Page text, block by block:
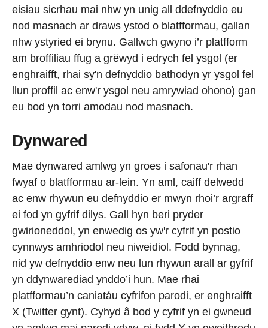
eisiau sicrhau mai nhw yn unig all ddefnyddio eu
nod masnach ar draws ystod o blatfformau, gallan
nhw ystyried ei brynu. Gallwch gwyno i’r platfform
am broffiliau ffug a grëwyd i edrych fel ysgol (er
enghraifft, rhai sy'n defnyddio bathodyn yr ysgol fel
llun proffil ac enw'r ysgol neu amrywiad ohono) gan
eu bod yn torri amodau nod masnach.
Dynwared
Mae dynwared amlwg yn groes i safonau'r rhan
fwyaf o blatfformau ar-lein. Yn aml, caiff delwedd
ac enw rhywun eu defnyddio er mwyn rhoi’r argraff
ei fod yn gyfrif dilys. Gall hyn beri pryder
gwirioneddol, yn enwedig os yw'r cyfrif yn postio
cynnwys amhriodol neu niweidiol. Fodd bynnag,
nid yw defnyddio enw neu lun rhywun arall ar gyfrif
yn ddynwarediad ynddo’i hun. Mae rhai
platfformau’n caniatáu cyfrifon parodi, er enghraifft
X (Twitter gynt). Cyhyd â bod y cyfrif yn ei gwneud